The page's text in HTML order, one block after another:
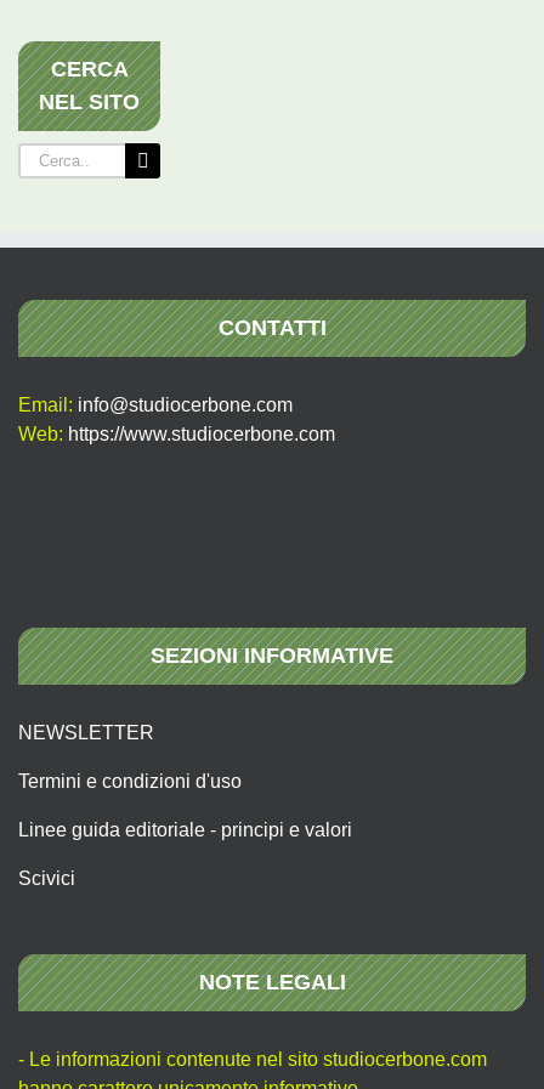
CERCA
NEL SITO
Cerca
per:
CONTATTI
Email: info@studiocerbone.com
Web: https://www.studiocerbone.com
SEZIONI INFORMATIVE
NEWSLETTER
Termini e condizioni d'uso
Linee guida editoriale - principi e valori
Scivici
NOTE LEGALI
- Le informazioni contenute nel sito studiocerbone.com